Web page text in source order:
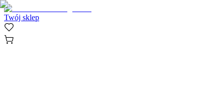
Twój sklep